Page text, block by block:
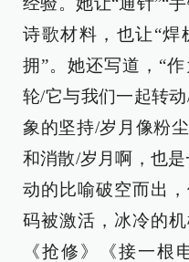
诗歌材料，也让“焊
拥”。她还写道，“
轮/它与我们一起转
象的坚持/岁月像粉
和消散/岁月啊，也
动的比喻破空而出
码被激活，冰冷的机
《抢修》《接一根